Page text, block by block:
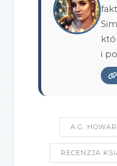
i
A.G.
RECENZJA